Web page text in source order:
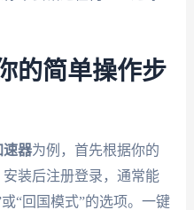
的简单操作步
速器为例，首先根据你的
装后注册登录，通常能
“回国模式”的选项。一键